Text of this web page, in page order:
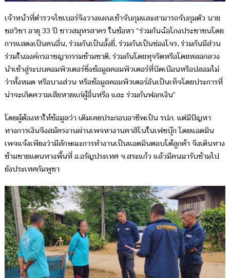
เจ้าหน้าที่ตำรวจไซเบอร์จึงวางแผนเข้าจับกุมและสามารถจับกุมตัว นาย
ชลวิชา อายุ 33 ปี ชาวสมุทรสาคร ในข้อหา “ร่วมกันฉ้อโกงประชาชนโดย
การแสดงเป็นคนอื่น, ร่วมกันเป็นอั้งยี่, ร่วมกันเป็นซ่องโจร, ร่วมกันมีส่วน
ร่วมในองค์กรอาชญากรรมข้ามชาติ, ร่วมกันโดยทุจริตหรือโดยหลอกลวง
นำเข้าสู่ระบบคอมพิวเตอร์ซึ่งข้อมูลคอมพิวเตอร์ที่บิดเบือนหรือปลอมไม่
ว่าทั้งหมด หรือบางส่วน หรือข้อมูลคอมพิวเตอร์อันเป็นเท็จโดยประการที่
น่าจะเกิดความเสียหายแก่ผู้อื่นหรือ และ ร่วมกันฟอกเงิน”
โดยผู้ต้องหาให้ข้อมูลว่า เดิมเคยประกอบอาชีพเป็น รปภ. แต่มีปัญหา
ทางการเงินจึงสมัครงานผ่านเพจหางานคาสิโนในเฟชบุ๊ก โดยแอดมิน
เพจแจ้งเพียงว่ามีลักษณะการทำงานเป็นแอดมินตอบโต้ลูกค้า จึงเดินทาง
ข้ามชายแดนทางพื้นที่ อ.อรัญประเทศ จ.สระแก้ว แล้วมีคนมารับข้ามไป
ยังประเทศกัมพูชา